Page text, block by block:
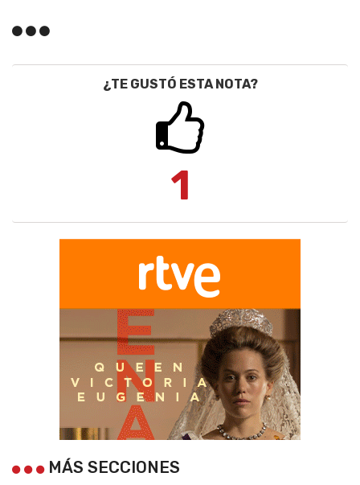
¿TE GUSTÓ ESTA NOTA?
1
MÁS SECCIONES